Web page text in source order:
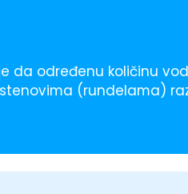
da određenu količinu
(rundelama)